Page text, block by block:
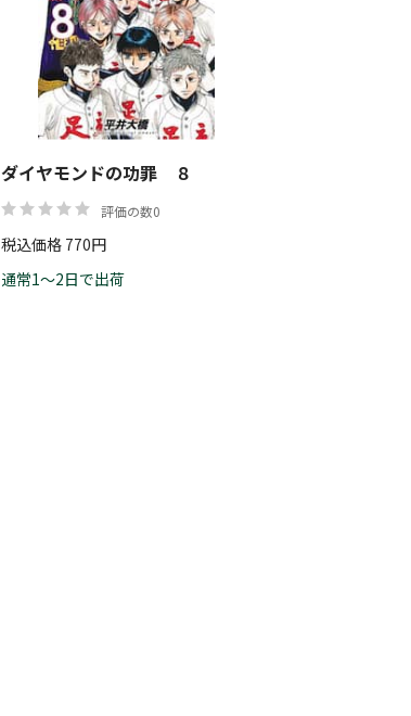
ダイヤモンドの功罪 ８
評価の数0
税込価格 770円
通常1～2日で出荷